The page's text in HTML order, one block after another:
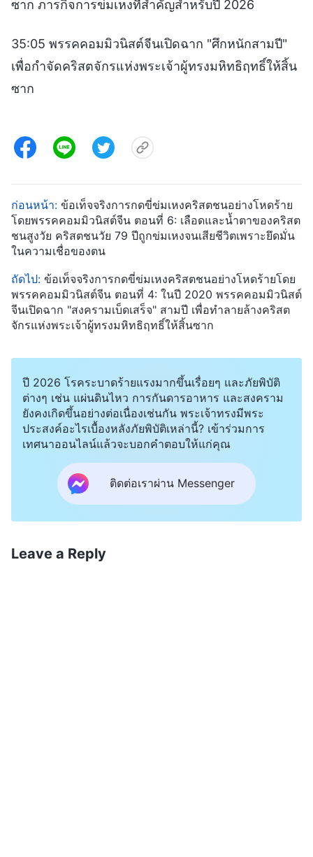
ซาก ภารกิจการข่มเหงที่สำคัญสำหรับปี 2026
35:05 พรรคคอมมิวนิสต์จีนเปิดฉาก "ศึกหนักสามปี"
เพื่อกำจัดคริสตจักรแห่งพระเจ้าผู้ทรงมหิทธิฤทธิ์ให้สิ้น
ซาก
ก่อนหน้า: ข้อเท็จจริงการกดขี่ข่มเหงคริสตชนอย่างโหดร้าย
โดยพรรคคอมมิวนิสต์จีน ตอนที่ 6: เลือดและน้ำตาของคริสต
ชนสูงวัย คริสตชนวัย 79 ปีถูกข่มเหงจนเสียชีวิตเพราะยึดมั่น
ในความเชื่อของตน
ถัดไป: ข้อเท็จจริงการกดขี่ข่มเหงคริสตชนอย่างโหดร้ายโดย
พรรคคอมมิวนิสต์จีน ตอนที่ 4: ในปี 2020 พรรคคอมมิวนิสต์
จีนเปิดฉาก "สงครามเบ็ดเสร็จ" สามปี เพื่อทำลายล้างคริสต
จักรแห่งพระเจ้าผู้ทรงมหิทธิฤทธิ์ให้สิ้นซาก
ปี 2026 โรคระบาดร้ายแรงมากขึ้นเรื่อยๆ และภัยพิบัติ
ต่างๆ เช่น แผ่นดินไหว การกันดารอาหาร และสงคราม
ยังคงเกิดขึ้นอย่างต่อเนื่องเช่นกัน พระเจ้าทรงมีพระ
ประสงค์อะไรเบื้องหลังภัยพิบัติเหล่านี้? เข้าร่วมการ
เทศนาออนไลน์แล้วจะบอกคำตอบให้แก่คุณ
ติดต่อเราผ่าน Messenger
Leave a Reply